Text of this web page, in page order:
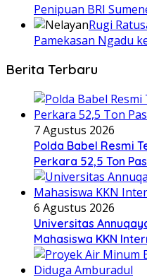
Penipuan BRI
Rugi
Pamekasan Ngadu
Berita Terbaru
7 Agustus 2026
Polda Babel Resmi
Perkara 52,5 Ton
6 Agustus 2026
Universitas
Mahasiswa KKN